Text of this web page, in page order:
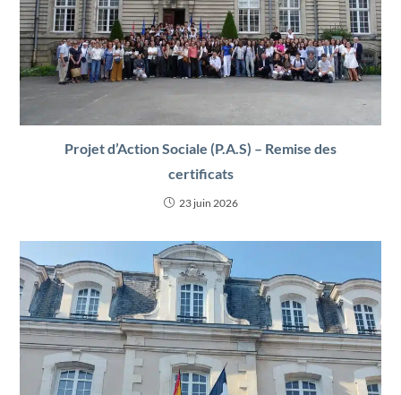
Projet d’Action Sociale (P.A.S) – Remise des
certificats
23 juin 2026